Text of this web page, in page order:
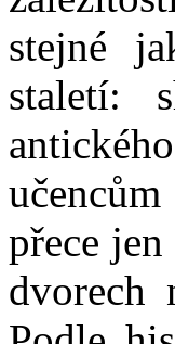
stejné
staletí:
přece
dvorech